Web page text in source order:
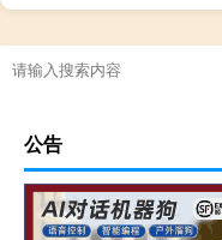
公告